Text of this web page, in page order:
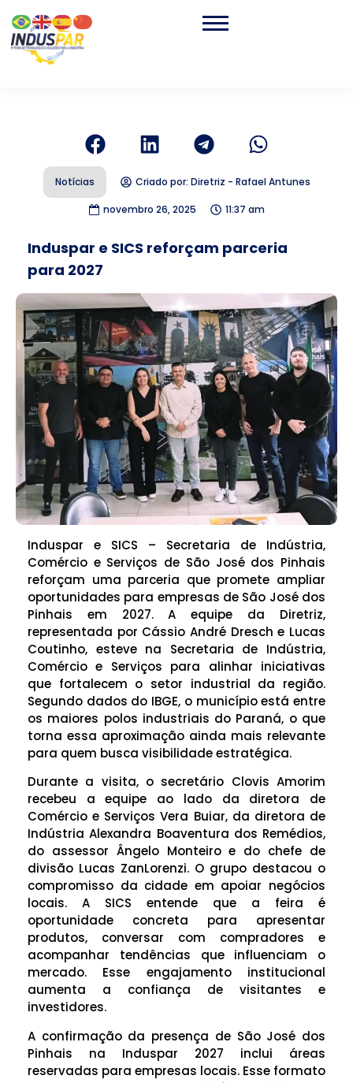
Notícias Criado por: Diretriz - Rafael Antunes
novembro 26, 2025 11:37 am
Induspar e SICS reforçam parceria
para 2027
Induspar e SICS – Secretaria de Indústria,
Comércio e Serviços de São José dos Pinhais
reforçam uma parceria que promete ampliar
oportunidades para empresas de São José dos
Pinhais em 2027. A equipe da Diretriz,
representada por Cássio André Dresch e Lucas
Coutinho, esteve na Secretaria de Indústria,
Comércio e Serviços para alinhar iniciativas
que fortalecem o setor industrial da região.
Segundo dados do IBGE, o município está entre
os maiores polos industriais do Paraná, o que
torna essa aproximação ainda mais relevante
para quem busca visibilidade estratégica.
Durante a visita, o secretário Clovis Amorim
recebeu a equipe ao lado da diretora de
Comércio e Serviços Vera Buiar, da diretora de
Indústria Alexandra Boaventura dos Remédios,
do assessor Ângelo Monteiro e do chefe de
divisão Lucas ZanLorenzi. O grupo destacou o
compromisso da cidade em apoiar negócios
locais. A SICS entende que a feira é
oportunidade concreta para apresentar
produtos, conversar com compradores e
acompanhar tendências que influenciam o
mercado. Esse engajamento institucional
aumenta a confiança de visitantes e
investidores.
A confirmação da presença de São José dos
Pinhais na Induspar 2027 inclui áreas
reservadas para empresas locais. Esse formato